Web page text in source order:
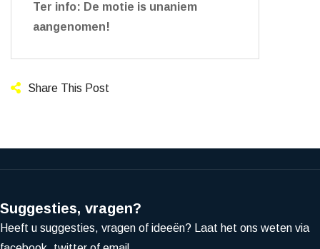
Ter info: De motie is unaniem
aangenomen!
Share This Post
Suggesties, vragen?
Heeft u suggesties, vragen of ideeën? Laat het ons weten via